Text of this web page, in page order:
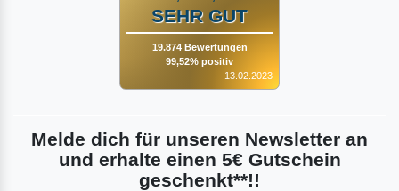
SEHR GUT
19.874 Bewertungen
99,52% positiv
13.02.2023
Melde dich für unseren Newsletter an
und erhalte einen 5€ Gutschein
geschenkt**!!